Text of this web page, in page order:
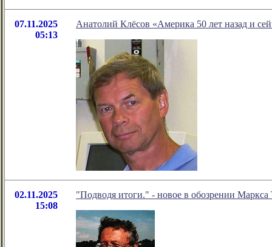
07.11.2025
05:13
Анатолий Клёсов «Америка 50 лет назад и
02.11.2025
15:08
"Подводя итоги." - новое в обозрении Маркса